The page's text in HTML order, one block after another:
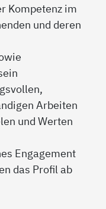
Kompetenz im
und deren
Arbeiten
und Werten
Engagement
das Profil ab